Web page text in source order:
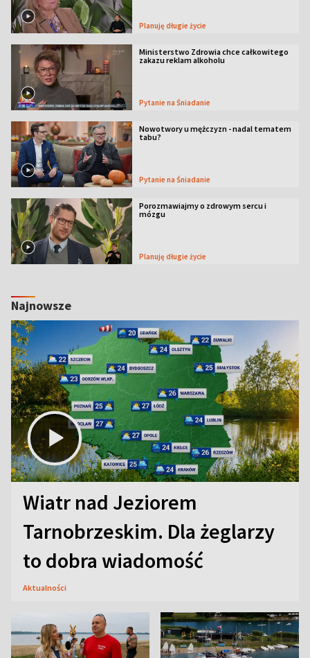
Planuję długie życie
Ministerstwo Zdrowia chce całkowitego
zakazu reklam alkoholu
Pytanie na Śniadanie
Nowotwory u mężczyzn - nadal tematem
tabu?
Pytanie na Śniadanie
Porozmawiajmy o zdrowym sercu i
mózgu
Planuję długie życie
Najnowsze
Wiatr nad Jeziorem
Tarnobrzeskim. Dla żeglarzy
to dobra wiadomość
Aktualności